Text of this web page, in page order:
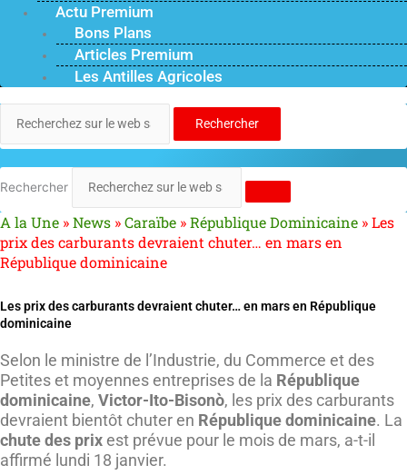
Actu Premium
Bons Plans
Articles Premium
Les Antilles Agricoles
Rechercher
Rechercher
A la Une »News »Caraïbe »République Dominicaine »Les
prix des carburants devraient chuter… en mars en
République dominicaine
Les prix des carburants devraient chuter… en mars en République
dominicaine
Selon le ministre de l’Industrie, du Commerce et des
Petites et moyennes entreprises de la République
dominicaine, Victor-Ito-Bisonò, les prix des carburants
devraient bientôt chuter en République dominicaine. La
chute des prix est prévue pour le mois de mars, a-t-il
affirmé lundi 18 janvier.